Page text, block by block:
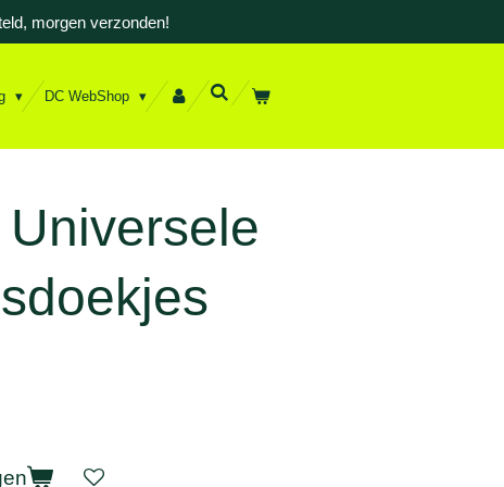
morgen verzonden!
DC WebShop